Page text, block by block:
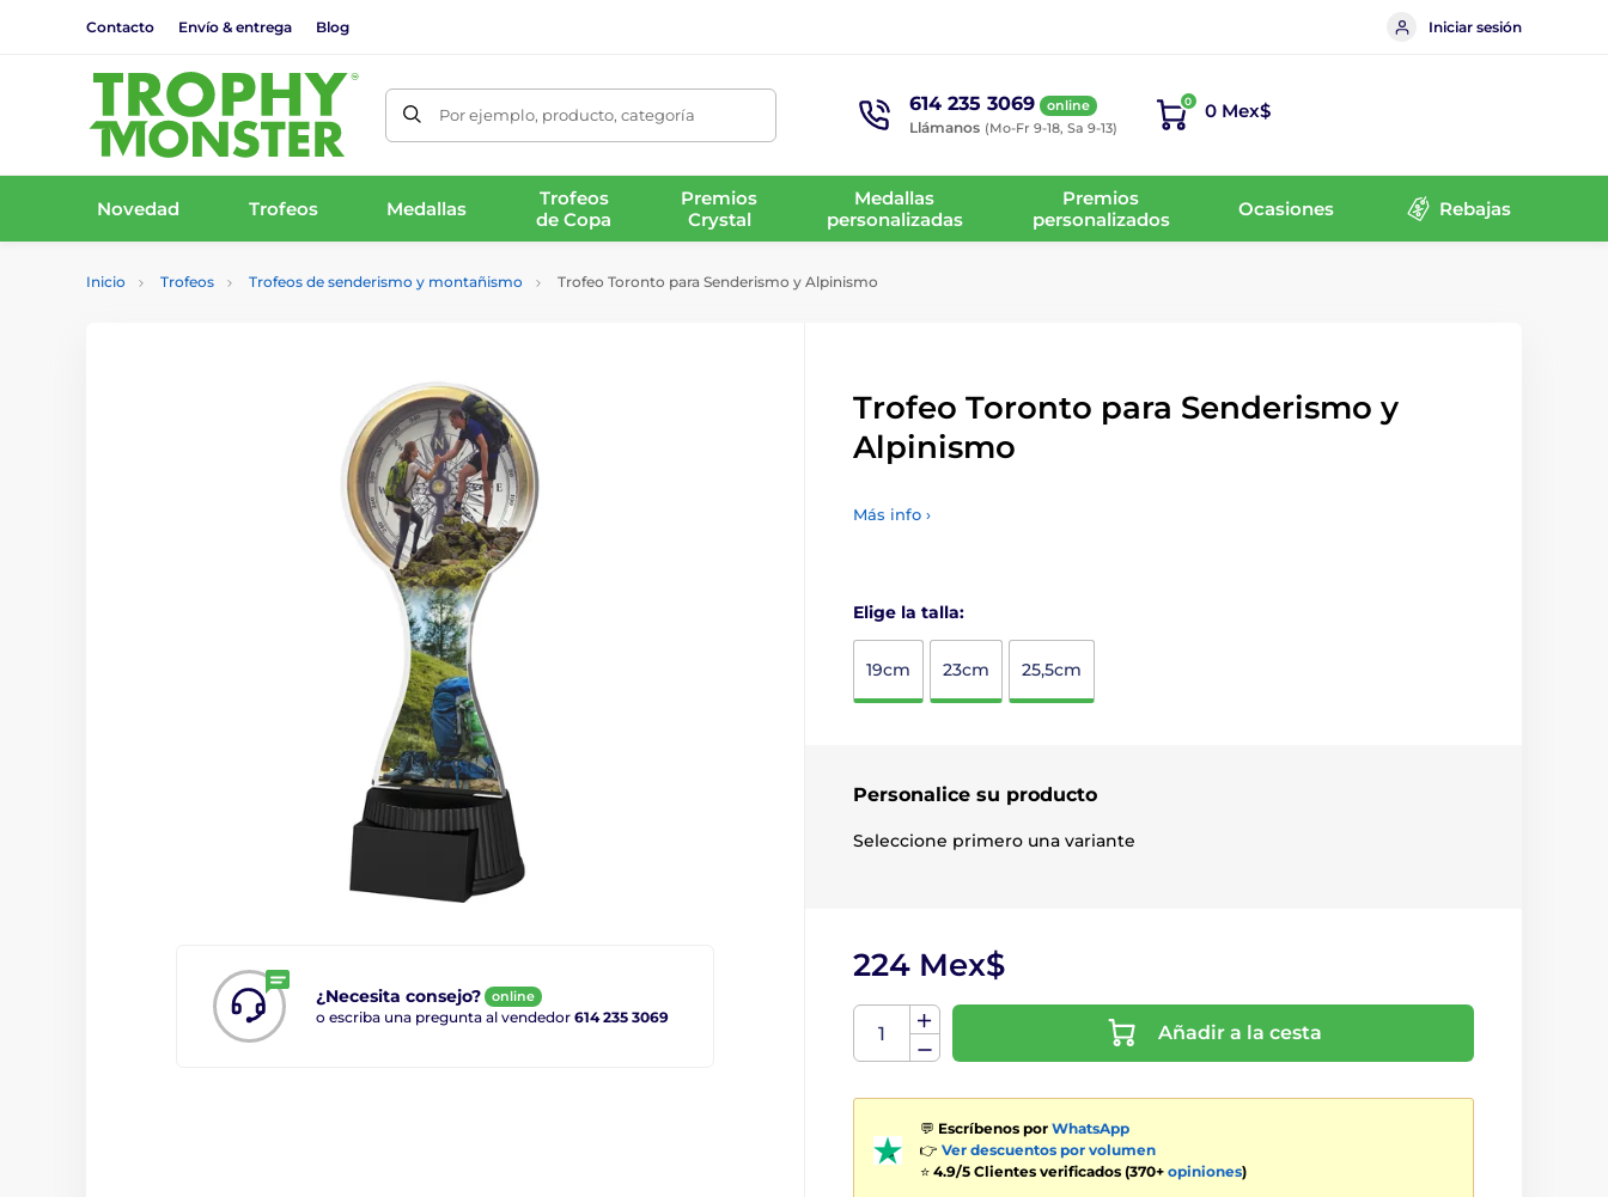
Contacto Envío & entrega Blog Iniciar sesión
Por ejemplo, producto, categoría 614 235 3069 online
Llámanos (Mo-Fr 9-18, Sa 9-13)
0 0 Mex$
Novedad Trofeos Medallas
Trofeos
de Copa
Premios
Crystal
Medallas
personalizadas
Premios
personalizados
Ocasiones Rebajas
Inicio Trofeos Trofeos de senderismo y montañismo Trofeo Toronto para Senderismo y Alpinismo
¿Necesita consejo? online
o escriba una pregunta al vendedor 614 235 3069
Trofeo Toronto para Senderismo y
Alpinismo
Más info ›
Elige la talla:
19cm 23cm 25,5cm
Personalice su producto
Seleccione primero una variante
224 Mex$
Añadir a la cesta
💬 Escríbenos por WhatsApp
👉 Ver descuentos por volumen
⭐ 4.9/5 Clientes verificados (370+ opiniones)